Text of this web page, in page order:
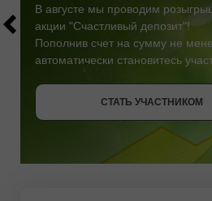
СТАТЬ УЧАСТНИКОМ
В августе мы проводим
акции "Счастливый депозит"!
Пополнив счет на сумму не
автоматически становитесь
СТАТЬ УЧАСТНИКОМ
ПОЛУЧИТЬ БОНУС